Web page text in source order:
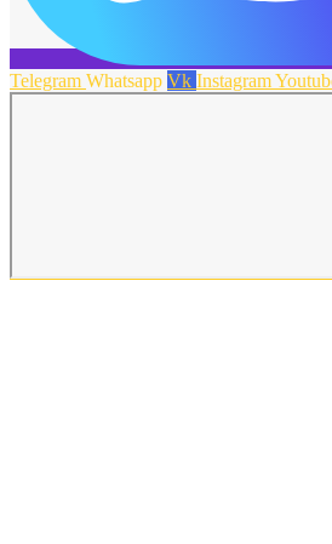
Telegram Whatsapp Vk Instagram